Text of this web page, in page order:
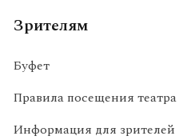
Зрителям
Буфет
Правила посещения театра
Информация для зрителей